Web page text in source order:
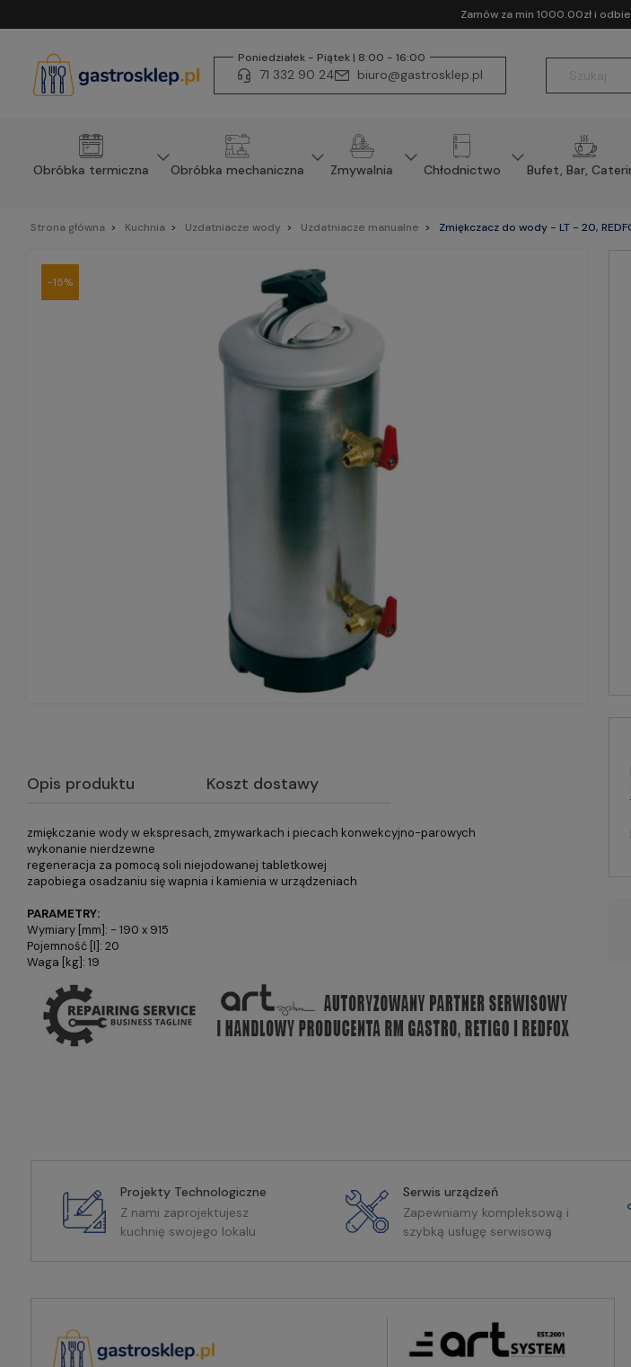
Zamów za min 1000.00zł i
Poniedziałek - Piątek | 8:00 - 16:00
71 332 90 24 biuro@gastrosklep.pl
Obróbka termiczna Obróbka mechaniczna Zmywalnia Chłodnictwo Bufet, Bar,
Strona główna Kuchnia Uzdatniacze wody Uzdatniacze manualne Zmiękczacz do wody - LT - 20,
-15%
Opis produktu Koszt dostawy
zmiękczanie wody w ekspresach, zmywarkach i piecach konwekcyjno-parowych
wykonanie nierdzewne
regeneracja za pomocą soli niejodowanej tabletkowej
zapobiega osadzaniu się wapnia i kamienia w urządzeniach
PARAMETRY:
Wymiary [mm]: - 190 x 915
Pojemność [l]: 20
Waga [kg]: 19
Projekty Technologiczne
Z nami zaprojektujesz
kuchnię swojego lokalu
Serwis urządzeń
Zapewniamy kompleksową i
szybką usługę serwisową